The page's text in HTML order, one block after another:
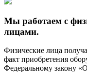
Мы работаем с
лицами.
Физические лица
факт приобретения
Федеральному закону